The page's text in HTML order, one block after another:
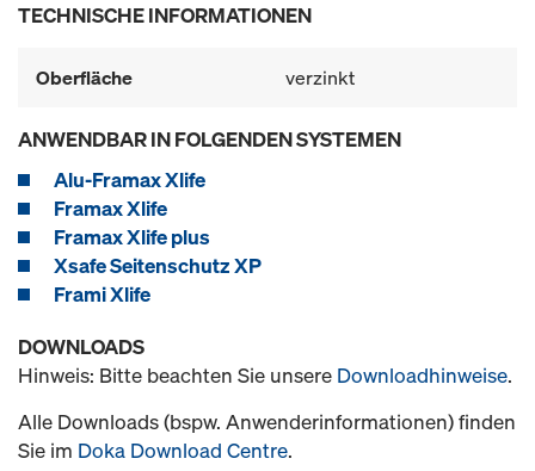
TECHNISCHE INFORMATIONEN
Oberfläche verzinkt
ANWENDBAR IN FOLGENDEN SYSTEMEN
Alu-Framax Xlife
Framax Xlife
Framax Xlife plus
Xsafe Seitenschutz XP
Frami Xlife
DOWNLOADS
Hinweis: Bitte beachten Sie unsere Downloadhinweise.
Alle Downloads (bspw. Anwenderinformationen) finden
Sie im Doka Download Centre.